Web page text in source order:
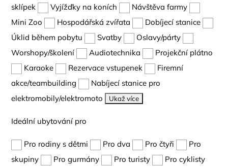
sklípek
Vyjížďky na koních
Návštěva farmy
Mini Zoo
Hospodářská zvířata
Dobíjecí stanice
Úklid během pobytu
Svatby
Oslavy/párty
Worshopy/školení
Audiotechnika
Projekční plátno
Karaoke
Rezervace vstupenek
Firemní
akce/teambuilding
Nabíjecí stanice pro
elektromobily/elektromoto
Ukaž více
Ideální ubytování pro
Pro rodiny s dětmi Pro dva Pro čtyři
Pro
skupiny
Pro gurmány Pro turisty
Pro cyklisty